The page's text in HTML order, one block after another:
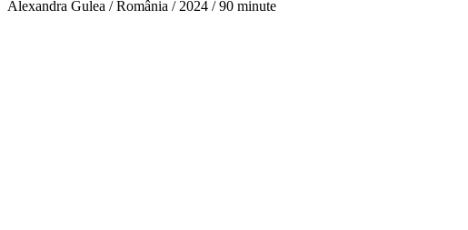
Alexandra Gulea / România / 2024 / 90 minute